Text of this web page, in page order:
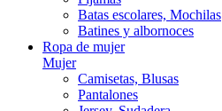
Batas escolares, Mochilas
Batines y albornoces
Ropa de mujer
Mujer
Camisetas, Blusas
Pantalones